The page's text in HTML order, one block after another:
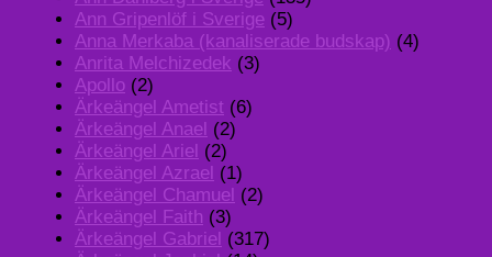
Ann Gripenlöf i Sverige (5)
Anna Merkaba (kanaliserade budskap) (4)
Anrita Melchizedek (3)
Apollo (2)
Ärkeängel Ametist (6)
Ärkeängel Anael (2)
Ärkeängel Ariel (2)
Ärkeängel Azrael (1)
Ärkeängel Chamuel (2)
Ärkeängel Faith (3)
Ärkeängel Gabriel (317)